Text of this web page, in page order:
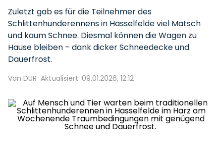
Zuletzt gab es für die Teilnehmer des
Schlittenhunderennens in Hasselfelde viel Matsch
und kaum Schnee. Diesmal können die Wagen zu
Hause bleiben – dank dicker Schneedecke und
Dauerfrost.
Von DUR Aktualisiert: 09.01.2026, 12:12